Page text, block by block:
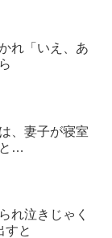
れ「いえ、あ
、妻子が寝室
…
れ泣きじゃく
すと